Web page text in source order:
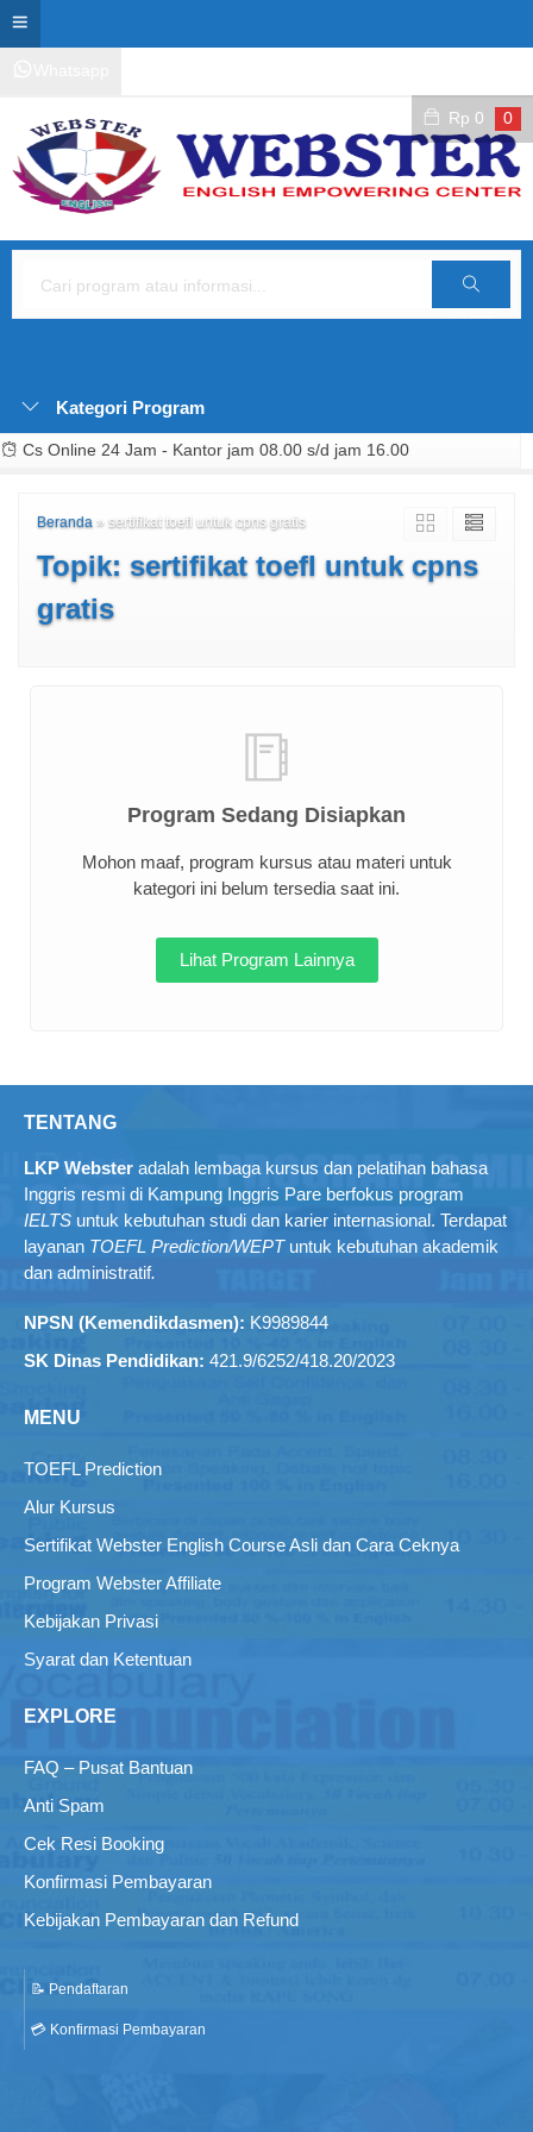
Rp 0 0
Cari
Kategori Program
Cs Online 24 Jam - Kantor jam 08.00 s/d jam 16.00
Beranda » sertifikat toefl untuk cpns gratis
Topik: sertifikat toefl untuk cpns
gratis
Program Sedang Disiapkan
Mohon maaf, program kursus atau materi untuk
kategori ini belum tersedia saat ini.
Lihat Program Lainnya
TENTANG
LKP Webster adalah lembaga kursus dan pelatihan bahasa
Inggris resmi di Kampung Inggris Pare berfokus program
IELTS untuk kebutuhan studi dan karier internasional. Terdapat
layanan TOEFL Prediction/WEPTuntuk kebutuhan akademik
dan administratif.
NPSN (Kemendikdasmen): K9989844
SK Dinas Pendidikan: 421.9/6252/418.20/2023
MENU
TOEFL Prediction
Alur Kursus
Sertifikat Webster English Course Asli dan Cara Ceknya
Program Webster Affiliate
Kebijakan Privasi
Syarat dan Ketentuan
EXPLORE
FAQ – Pusat Bantuan
Anti Spam
Cek Resi Booking
Konfirmasi Pembayaran
Kebijakan Pembayaran dan Refund
📝 Pendaftaran
💳 Konfirmasi Pembayaran